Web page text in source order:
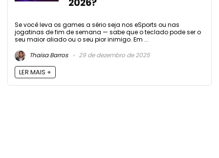
2026?
Se você leva os games a sério seja nos eSports ou nas
jogatinas de fim de semana — sabe que o teclado pode ser o
seu maior aliado ou o seu pior inimigo. Em ...
Thaisa Barros
29 de dezembro de 2025
LER MAIS +